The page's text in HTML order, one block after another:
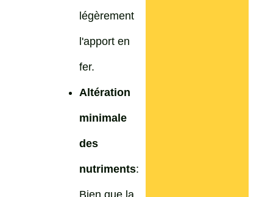
légèrement
l'apport en
fer.
Altération
minimale
des
nutriments:
Bien que la